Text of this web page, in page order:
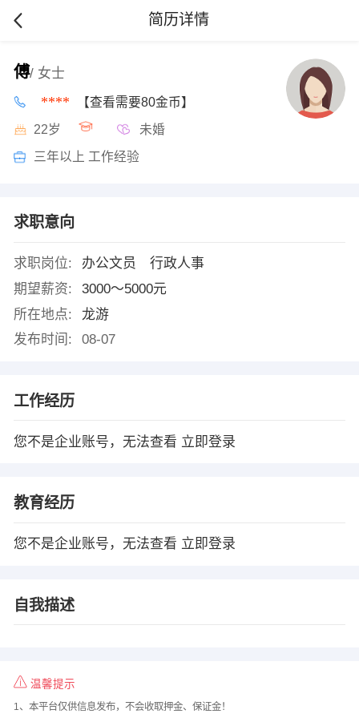
简历详情
傅/ 女士
**** 【查看需要80金币】
22岁 未婚
三年以上 工作经验
求职意向
求职岗位:
办公文员 行政人事
期望薪资:
3000～5000元
所在地点:
龙游
发布时间:
08-07
工作经历
您不是企业账号，无法查看 立即登录
教育经历
您不是企业账号，无法查看 立即登录
自我描述
温馨提示
1、本平台仅供信息发布，不会收取押金、保证金！